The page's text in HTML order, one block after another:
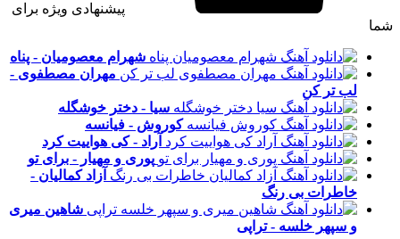
پیشنهادی ویژه برای
شما
شهرام معصومیان - پناه
مهران مصطفوی -
لب تر کن
سیا - دختر خوشگله
کوروش - فیانسه
آراد - کی هواییت کرد
پوری و مهیار - برای تو
آزاد کمالیان -
خاطرات بی رنگ
شاهین میری
و سپهر خلسه - تراپی